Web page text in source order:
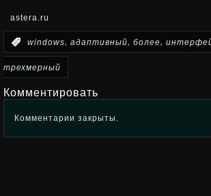
astera.ru
windows, адаптивный, более,
трехмерный
Комментировать
Комментарии закрыты.